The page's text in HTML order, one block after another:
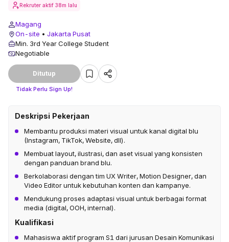
Rekruter aktif 38m lalu
Magang
On-site • Jakarta Pusat
Min. 3rd Year College Student
Negotiable
Ditutup
Tidak Perlu Sign Up!
Deskripsi Pekerjaan
Membantu produksi materi visual untuk kanal digital blu
(Instagram, TikTok, Website, dll).
Membuat layout, ilustrasi, dan aset visual yang konsisten
dengan panduan brand blu.
Berkolaborasi dengan tim UX Writer, Motion Designer, dan
Video Editor untuk kebutuhan konten dan kampanye.
Mendukung proses adaptasi visual untuk berbagai format
media (digital, OOH, internal).
Kualifikasi
Mahasiswa aktif program S1 dari jurusan Desain Komunikasi